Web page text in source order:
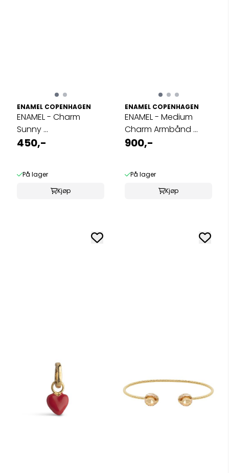
ENAMEL COPENHAGEN
ENAMEL - Charm
Sunny ...
450,-
På lager
Kjøp
ENAMEL COPENHAGEN
ENAMEL - Medium
Charm Armbånd ...
900,-
På lager
Kjøp